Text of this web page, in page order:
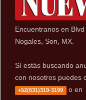
Encuentranos en
Nogales, Son, MX.
Sí estás buscando
con nosotros puedes
+52(631)319-3199 o en